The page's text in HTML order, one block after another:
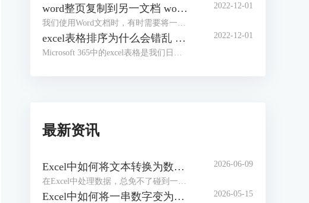
word整页复制到另一文档 word整页复制格式不变
我们使用Word文档时，有时需要将一个Word文档中的内容整页复制到另一个文档中。通常我们会使用Ctrl+C，Ctrl+V进行复制粘贴，但是如果要将多个Word文档复制到一个文档中，这样操作起来就会降低工作效率。
2022-12-01
excel表格排序为什么会错乱 excel表格顺序都乱了怎么办
Microsoft 365中的excel表格是我们日常生活中经常需要用到的办公软件，在之前的文章中给大家介绍了excel排序和自定义排序的方法。有的小伙伴反应excel排序后数据错乱，这是因为方法没用对吗？为了解答大家的疑问，今天就给大家来分享一下excel表格排序为什么会错乱，excel表格顺序都乱了怎么办。
2022-12-01
最新资讯
Excel中如何将文本转换为数值 Excel中如何将e+变为数字
在Excel中处理数据，总免不了碰到一些令人头疼的小麻烦，比如文本格式的数字根本没办法直接计算，或者单元格中输入长数字后无法完整显示，看着就闹心。别担心，今天我们就给大家分享两个超实用的操作，一起来了解下Excel中如何将文本转换为数值，Excel中如何将e+变为数字的相关内容。
2026-06-09
Excel中如何将一串数字变为日期 Excel中如何将一列数据分成几列 2026-05-15